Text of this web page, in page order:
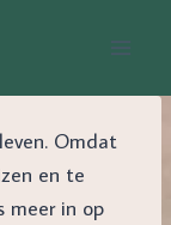
Omdat
en te
meer in op